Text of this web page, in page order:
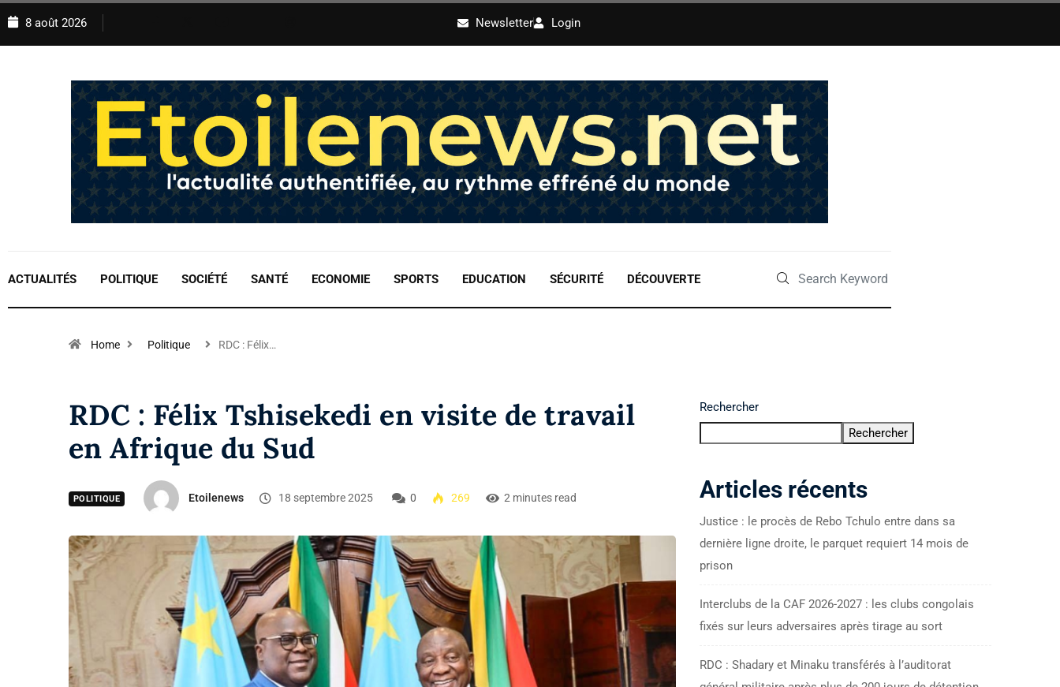
8 août 2026 Newsletter Login
ACTUALITÉS POLITIQUE SOCIÉTÉ SANTÉ ECONOMIE SPORTS EDUCATION SÉCURITÉ DÉCOUVERTE
Home Politique RDC : Félix…
RDC : Félix Tshisekedi en visite de travail
en Afrique du Sud
POLITIQUE Etoilenews 18 septembre 2025 0 269 2 minutes read
Rechercher
Rechercher
Articles récents
Justice : le procès de Rebo Tchulo entre dans sa
dernière ligne droite, le parquet requiert 14 mois de
prison
Interclubs de la CAF 2026-2027 : les clubs congolais
fixés sur leurs adversaires après tirage au sort
RDC : Shadary et Minaku transférés à l’auditorat